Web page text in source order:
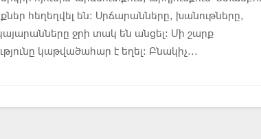
հեղեղվել են։ Սրճարանները, խանութները,
ջրի տակ են անցել։ Մի շարք
կաթվածահար է եղել։ Բնակիչ...